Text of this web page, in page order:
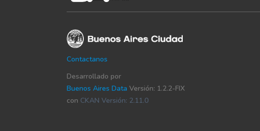
Contactanos
Desarrollado por
Buenos Aires Data Versión: 1.2.2-FIX
con CKAN Versión: 2.11.0